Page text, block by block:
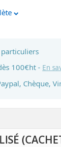
100€ht - En
Chèque,